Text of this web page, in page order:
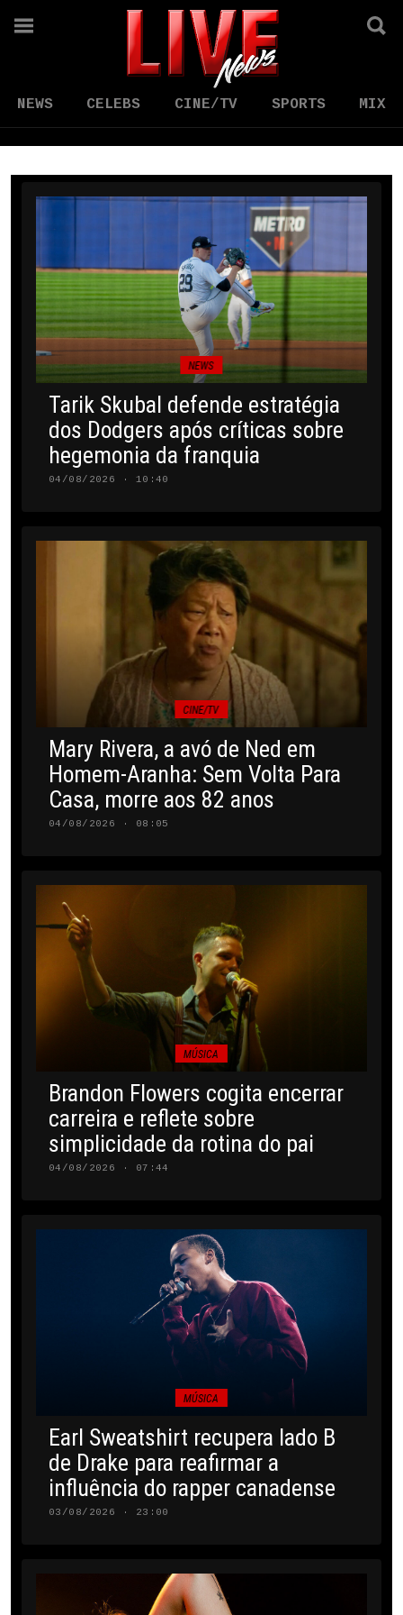
NEWS CELEBS CINE/TV SPORTS MIX
NEWS
Tarik Skubal defende estratégia
dos Dodgers após críticas sobre
hegemonia da franquia
04/08/2026 · 10:40
CINE/TV
Mary Rivera, a avó de Ned em
Homem-Aranha: Sem Volta Para
Casa, morre aos 82 anos
04/08/2026 · 08:05
MÚSICA
Brandon Flowers cogita encerrar
carreira e reflete sobre
simplicidade da rotina do pai
04/08/2026 · 07:44
MÚSICA
Earl Sweatshirt recupera lado B
de Drake para reafirmar a
influência do rapper canadense
03/08/2026 · 23:00